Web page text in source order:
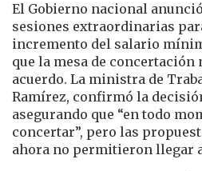
El Gobierno nacional
sesiones extraordinarias
incremento del salario
que la mesa de
acuerdo. La ministra de
Ramírez, confirmó la
asegurando que “en todo
concertar”, pero las
ahora no permitieron llegar